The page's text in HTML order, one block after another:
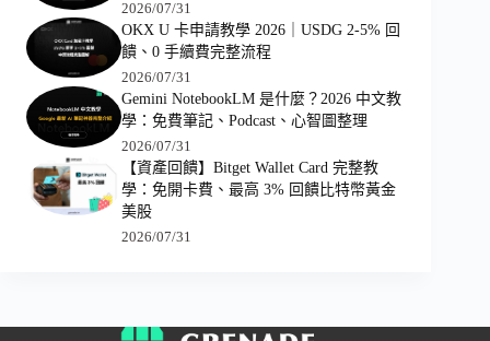
2026/07/31
OKX U 卡申請教學 2026｜USDG 2-5% 回
饋、0 手續費完整流程
2026/07/31
Gemini NotebookLM 是什麼？2026 中文教
學：免費筆記、Podcast、心智圖整理
2026/07/31
【資產回饋】Bitget Wallet Card 完整教
學：免開卡費、最高 3% 回饋比特幣黃金
美股
2026/07/31